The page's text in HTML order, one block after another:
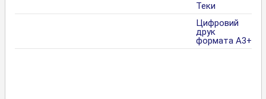
Теки
Цифровий
друк
формата А3+